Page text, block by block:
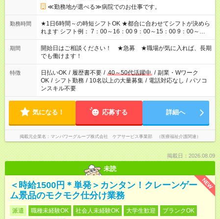
≪勤務地が選べる≫病院でのお仕事です。
勤務時間
★1日6時間～の時短シフトOK ★都合に合わせてシフトが決めら
れます シフト例： 7：00～16：00 9：00～15：00 9：00～
18：00 11：00～20：00 など ※Wワークの場合、他のお仕事と
合わせ週40時間超の就業はご案内できません ※法令に基づき、
週20時間以上勤務は社会保険への加入対象となります ※労働者
派遣法（日雇い派遣の原則禁止）により、短時間・短期間の就
業はご案内が難しい場合があります
期間
開始日はご相談ください！ ★急募 ★職場が気に入れば、長期
でも働けます！
特徴 日払いOK / 履歴書不要 / 40～50代活躍中 / 副業・Wワーク
OK / シフト勤務 / 10名以上の大量募集 / 電話対応なし / パソコ
ンスキル不要
気になる！ 応募する 詳細へ
掲載元企業名 マンパワーグループ株式会社 ケアサービス事業部 （医療福祉介護関連）
掲載日：2026.08.09
未読
NEW
＜時給1500円＊単発＞カンタン！クレーンゲー
ム景品のモクモク仕分け業務
派遣 職種未経験OK 社会人未経験OK 大学生歓迎
ブランクOK